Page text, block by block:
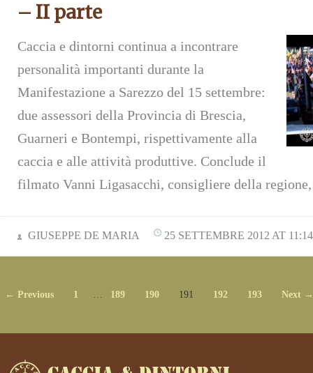
– II parte
Caccia e dintorni continua a incontrare
personalità importanti durante la
Manifestazione a Sarezzo del 15 settembre:
due assessori della Provincia di Brescia,
Guarneri e Bontempi, rispettivamente alla
caccia e alle attività produttive. Conclude il
filmato Vanni Ligasacchi, consigliere della
GIUSEPPE DE MARIA 25 SETTEMBRE 2012 AT 11:14
← Previous 1 … 189 190 191 192 193 Next →